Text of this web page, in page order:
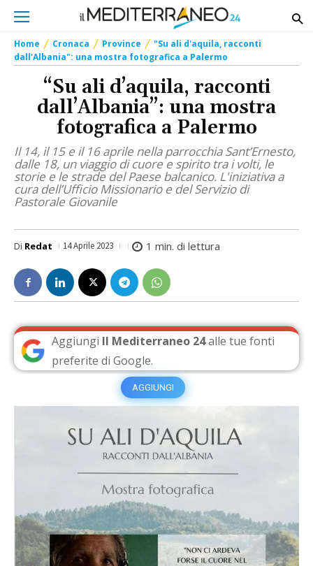
Home Cronaca Province
"Su ali d'aquila, racconti
dall'Albania": una mostra fotografica a Palermo
“Su ali d’aquila, racconti
dall’Albania”: una mostra
fotografica a Palermo
Il 14, il 15 e il 16 aprile nella parrocchia Sant’Ernesto,
dalle 18, un viaggio di cuore e spirito tra i volti, le
storie e le strade del Paese balcanico. L'iniziativa a
cura dell’Ufficio Missionario e del Servizio di
Pastorale Giovanile
Di Redat 14 Aprile 2023 1 min. di lettura
Aggiungi Il Mediterraneo 24alle tue fonti
preferite di Google.
AGGIUNGI